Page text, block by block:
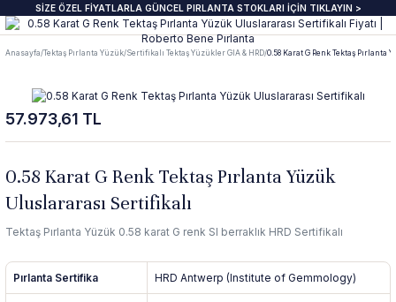
SİZE ÖZEL FİYATLARLA GÜNCEL PIRLANTA STOKLARI İÇİN TIKLAYIN >
Anasayfa Tektaş Pırlanta Yüzük Sertifikalı Tektaş Yüzükler GIA & HRD 0.58 Karat G Renk Tektaş
57.973,61 TL
0.58 Karat G Renk Tektaş Pırlanta Yüzük
Uluslararası Sertifikalı
Tektaş Pırlanta Yüzük 0.58 karat G renk SI berraklık HRD Sertifikalı
Pırlanta Sertifika HRD Antwerp (Institute of Gemmology)
Geri Dön
Yüzükler GIA & HRD
Geri Dön
Yüzük
Yüzük
Geri Dön
Kolye
Taşlı Kolye
Geri Dön
Küpe
Küpe
Geri Dön
Bileklik
Taşlı Bileklik
Geri Dön
Geri Dön
Geri Dön